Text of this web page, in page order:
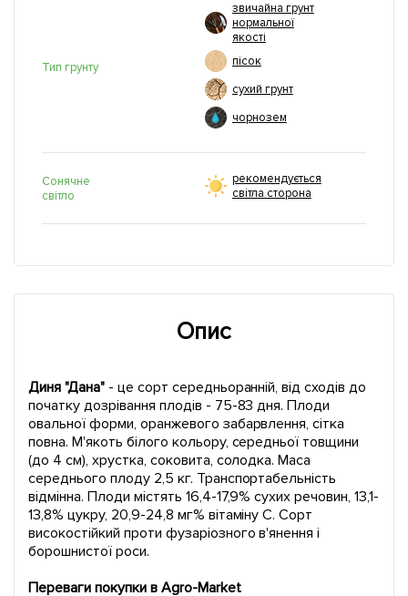
Тип грунту
звичайна грунт
нормальної
якості
пісок
сухий грунт
чорнозем
Сонячне
світло
рекомендується
світла сторона
Опис
Диня "Дана" - це сорт середньоранній, від сходів до
початку дозрівання плодів - 75-83 дня. Плоди
овальної форми, оранжевого забарвлення, сітка
повна. М'якоть білого кольору, середньої товщини
(до 4 см), хрустка, соковита, солодка. Маса
середнього плоду 2,5 кг. Транспортабельність
відмінна. Плоди містять 16,4-17,9% сухих речовин, 13,1-
13,8% цукру, 20,9-24,8 мг% вітаміну С. Сорт
високостійкий проти фузаріозного в'янення і
борошнистої роси.
Переваги покупки в Agro-Market